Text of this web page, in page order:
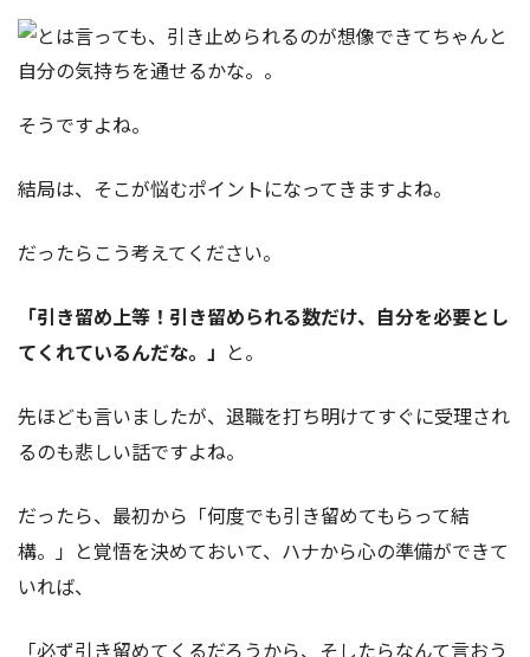
そうですよね。
結局は、そこが悩むポイントになってきますよね。
だったらこう考えてください。
「引き留め上等！引き留められる数だけ、自分を必要とし
てくれているんだな。」 と。
先ほども言いましたが、退職を打ち明けてすぐに受理され
るのも悲しい話ですよね。
だったら、最初から「何度でも引き留めてもらって結
構。」と覚悟を決めておいて、ハナから心の準備ができて
いれば、
「必ず引き留めてくるだろうから、そしたらなんて言おう